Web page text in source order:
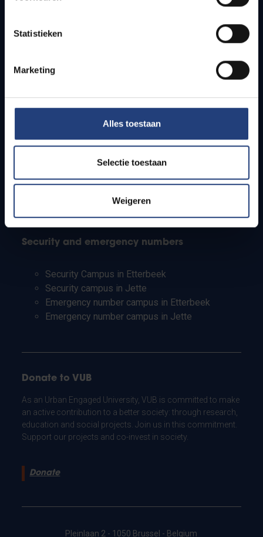
Statistieken
Marketing
Alles toestaan
Selectie toestaan
Weigeren
How to get to the VUB campuses
Students
PhD students
Teachers and secondary schools
Working students
Security and emergency numbers
Security Campus in Etterbeek
Security campus in Jette
Emergency number campus in Etterbeek
Emergency number campus in Jette
Donate to VUB
As an Urban Engaged University, VUB is committed to make
an active contribution to a better society: through research,
education and social projects. Join us in this commitment.
Support our projects and co-invest in society.
Donate
Pleinlaan 2 - 1050 Brussel - Belgium